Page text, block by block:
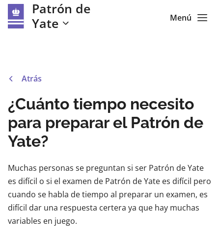
Patrón de
Yate
Menú
Atrás
¿Cuánto tiempo necesito
para preparar el Patrón de
Yate?
Muchas personas se preguntan si ser Patrón de Yate
es difícil o si el examen de Patrón de Yate es difícil pero
cuando se habla de tiempo al preparar un examen, es
difícil dar una respuesta certera ya que hay muchas
variables en juego.